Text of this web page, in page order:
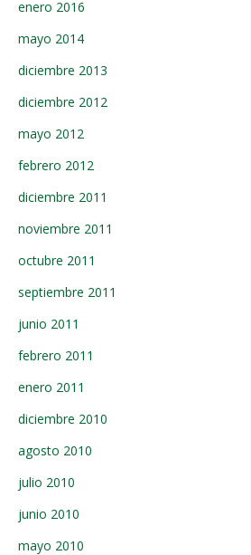
enero 2016
mayo 2014
diciembre 2013
diciembre 2012
mayo 2012
febrero 2012
diciembre 2011
noviembre 2011
octubre 2011
septiembre 2011
junio 2011
febrero 2011
enero 2011
diciembre 2010
agosto 2010
julio 2010
junio 2010
mayo 2010